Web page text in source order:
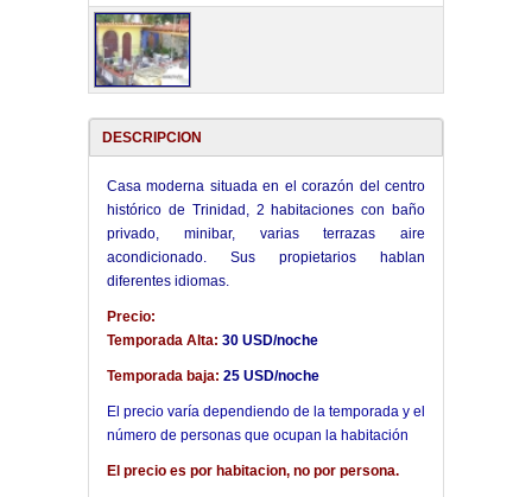
DESCRIPCION
Casa moderna situada en el corazón del centro
histórico de Trinidad, 2 habitaciones con baño
privado, minibar, varias terrazas aire
acondicionado. Sus propietarios hablan
diferentes idiomas.
Precio:
Temporada Alta: 30 USD/noche
Temporada baja: 25 USD/noche
El precio varía dependiendo de la temporada y el
número de personas que ocupan la habitación
El precio es por habitacion, no por persona.